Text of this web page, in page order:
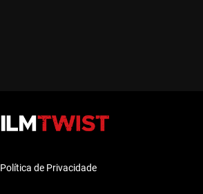
Política de Privacidade